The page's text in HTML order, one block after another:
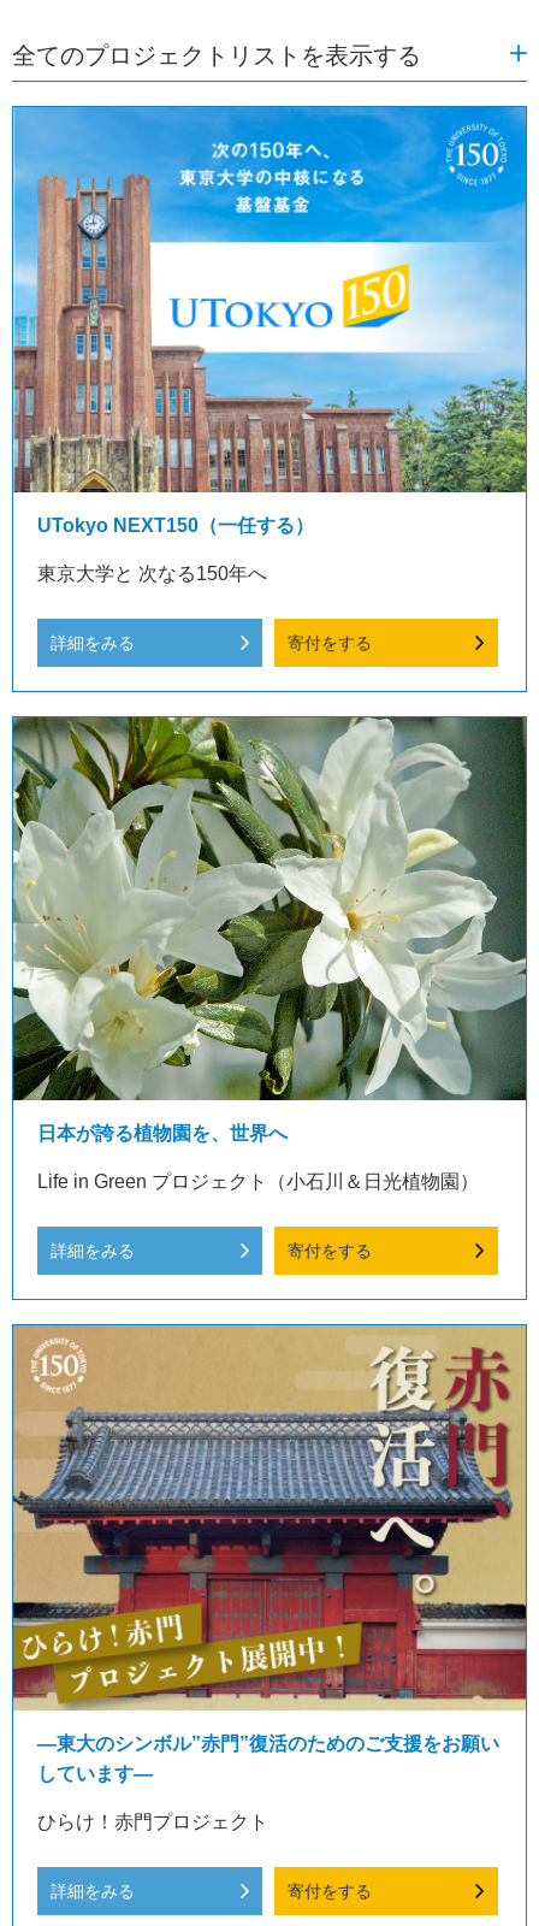
全てのプロジェクトリストを表示する
UTokyo NEXT150（一任する）
東京大学と 次なる150年へ
詳細をみる 寄付をする
日本が誇る植物園を、世界へ
Life in Green プロジェクト（小石川＆日光植物園）
詳細をみる 寄付をする
―東大のシンボル”赤門”復活のためのご支援をお願い
しています―
ひらけ！赤門プロジェクト
詳細をみる 寄付をする